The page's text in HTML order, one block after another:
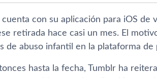
con su aplicación para iOS de
retirada hace casi un mes. El
de abuso infantil en la plataforma de
hasta la fecha, Tumblr ha